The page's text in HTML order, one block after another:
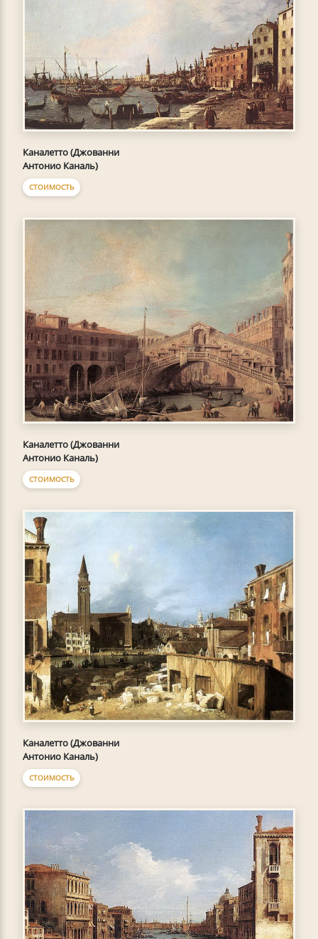
Каналетто (Джованни
Антонио Каналь)
СТОИМОСТЬ
Каналетто (Джованни
Антонио Каналь)
СТОИМОСТЬ
Каналетто (Джованни
Антонио Каналь)
СТОИМОСТЬ